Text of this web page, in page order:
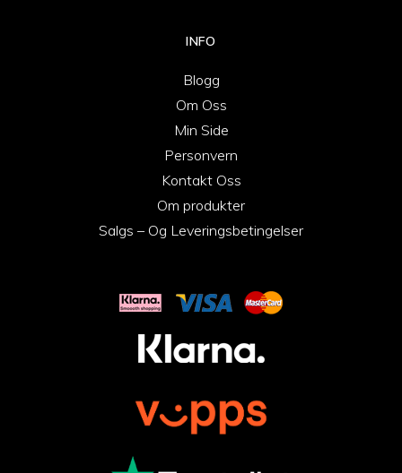
INFO
Blogg
Om Oss
Min Side
Personvern
Kontakt Oss
Om produkter
Salgs – Og Leveringsbetingelser